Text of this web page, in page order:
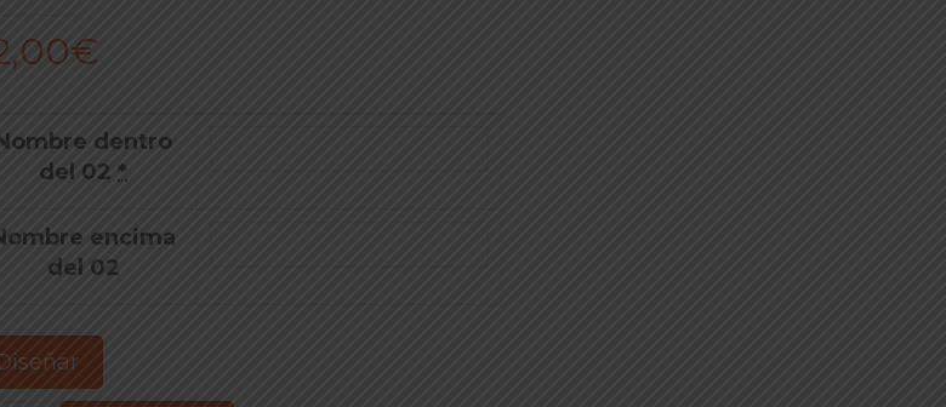
€
dentro
del 02*
encima
del 02